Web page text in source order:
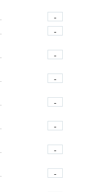
-
-
-
-
-
-
-
-